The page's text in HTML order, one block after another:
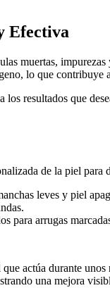
Efectiva
muertas,
lo que
resultados que
de la piel
leves y piel
para arrugas
actúa durante
una mejora